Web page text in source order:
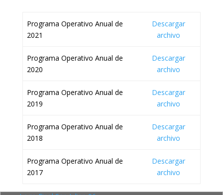
Programa Operativo Anual de
2021
Descargar
archivo
Programa Operativo Anual de
2020
Descargar
archivo
Programa Operativo Anual de
2019
Descargar
archivo
Programa Operativo Anual de
2018
Descargar
archivo
Programa Operativo Anual de
2017
Descargar
archivo